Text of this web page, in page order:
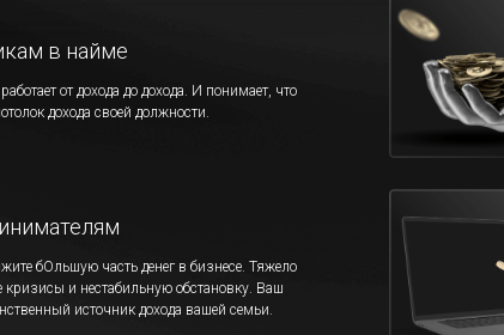
от дохода до дохода. И понимает, что
дохода своей должности.
в найме
бОльшую часть денег в бизнесе. Тяжело
кризисы и нестабильную обстановку. Ваш
источник дохода вашей семьи.